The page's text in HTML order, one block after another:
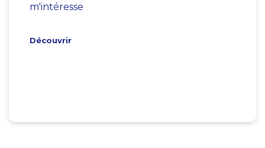
m'intéresse
Découvrir